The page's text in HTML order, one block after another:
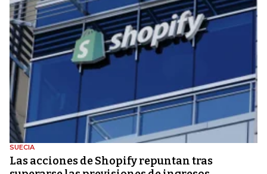
SUECIA
Las acciones de Shopify repuntan tras